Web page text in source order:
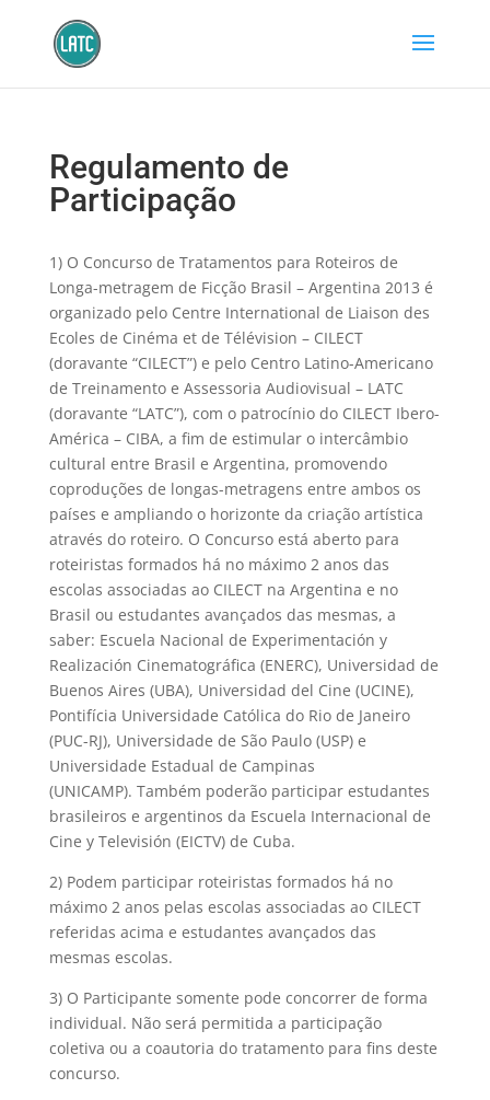
Regulamento de
Participação
1) O Concurso de Tratamentos para Roteiros de
Longa-metragem de Ficção Brasil – Argentina 2013 é
organizado pelo Centre International de Liaison des
Ecoles de Cinéma et de Télévision – CILECT
(doravante “CILECT”) e pelo Centro Latino-Americano
de Treinamento e Assessoria Audiovisual – LATC
(doravante “LATC”), com o patrocínio do CILECT Ibero-
América – CIBA, a fim de estimular o intercâmbio
cultural entre Brasil e Argentina, promovendo
coproduções de longas-metragens entre ambos os
países e ampliando o horizonte da criação artística
através do roteiro. O Concurso está aberto para
roteiristas formados há no máximo 2 anos das
escolas associadas ao CILECT na Argentina e no
Brasil ou estudantes avançados das mesmas, a
saber: Escuela Nacional de Experimentación y
Realización Cinematográfica (ENERC), Universidad de
Buenos Aires (UBA), Universidad del Cine (UCINE),
Pontifícia Universidade Católica do Rio de Janeiro
(PUC-RJ), Universidade de São Paulo (USP) e
Universidade Estadual de Campinas
(UNICAMP). Também poderão participar estudantes
brasileiros e argentinos da Escuela Internacional de
Cine y Televisión (EICTV) de Cuba.
2) Podem participar roteiristas formados há no
máximo 2 anos pelas escolas associadas ao CILECT
referidas acima e estudantes avançados das
mesmas escolas.
3) O Participante somente pode concorrer de forma
individual. Não será permitida a participação
coletiva ou a coautoria do tratamento para fins deste
concurso.